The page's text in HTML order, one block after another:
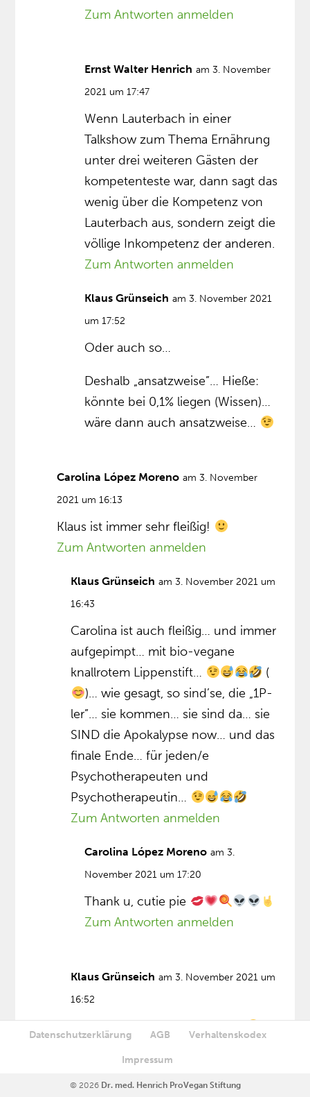
Zum Antworten anmelden
Ernst Walter Henrich am 3. November
2021 um 17:47
Wenn Lauterbach in einer
Talkshow zum Thema Ernährung
unter drei weiteren Gästen der
kompetenteste war, dann sagt das
wenig über die Kompetenz von
Lauterbach aus, sondern zeigt die
völlige Inkompetenz der anderen.
Zum Antworten anmelden
Klaus Grünseich am 3. November 2021
um 17:52
Oder auch so…
Deshalb „ansatzweise”… Hieße:
könnte bei 0,1% liegen (Wissen)…
wäre dann auch ansatzweise…
Carolina López Moreno am 3. November
2021 um 16:13
Klaus ist immer sehr fleißig!
Zum Antworten anmelden
Klaus Grünseich am 3. November 2021 um
16:43
Carolina ist auch fleißig… und immer
aufgepimpt… mit bio-vegane
knallrotem Lippenstift…
(
)… wie gesagt, so sind’se, die „1P-
ler”… sie kommen… sie sind da… sie
SIND die Apokalypse now… und das
finale Ende… für jeden/e
Psychotherapeuten und
Psychotherapeutin…
Zum Antworten anmelden
Carolina López Moreno am 3.
November 2021 um 17:20
Thank u, cutie pie
Zum Antworten anmelden
Klaus Grünseich am 3. November 2021 um
16:52
Zum Antworten anmelden
Datenschutzerklärung AGB Verhaltenskodex
Impressum
© 2026 Dr. med. Henrich ProVegan Stiftung